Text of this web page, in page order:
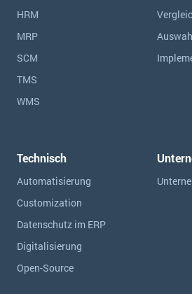
HRM
MRP
SCM
TMS
WMS
Technisch
Automatisierung
Customization
Datenschutz im ERP
Digitalisierung
Open-Source